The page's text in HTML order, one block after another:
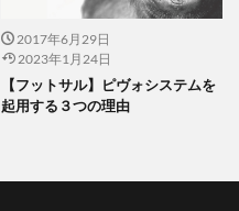
2017年6月29日
2023年1月24日
【フットサル】ピヴォシステムを
起用する３つの理由